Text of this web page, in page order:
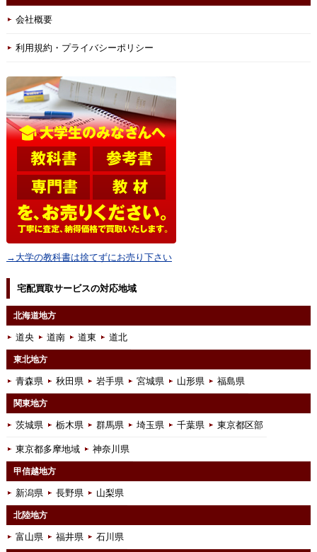
会社概要
利用規約・プライバシーポリシー
→大学の教科書は捨てずにお売り下さい
宅配買取サービスの対応地域
北海道地方
道央 道南 道東 道北
東北地方
青森県 秋田県 岩手県 宮城県 山形県 福島県
関東地方
茨城県 栃木県 群馬県 埼玉県 千葉県 東京都区部
東京都多摩地域 神奈川県
甲信越地方
新潟県 長野県 山梨県
北陸地方
富山県 福井県 石川県